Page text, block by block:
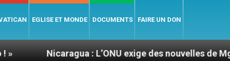
EGLISE ET MONDE DOCUMENTS FAIRE UN DON
: L’ONU exige des nouvelles de Mgr Mata